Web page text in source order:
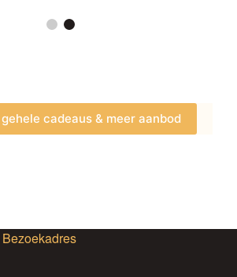
cadeaus & meer aanbod
Bezoekadres